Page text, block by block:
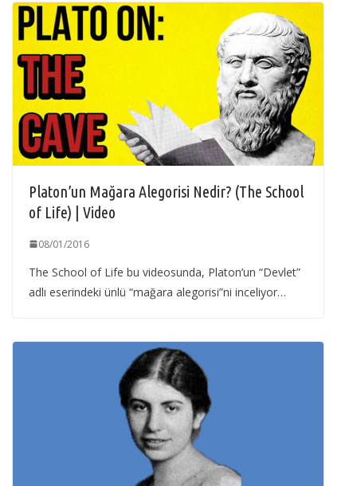
Platon’un Mağara Alegorisi Nedir? (The School
of Life) | Video
08/01/2016
The School of Life bu videosunda, Platon’un “Devlet”
adlı eserindeki ünlü “mağara alegorisi”ni inceliyor…